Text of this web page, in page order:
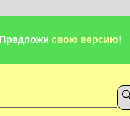
Предложи свою версию!